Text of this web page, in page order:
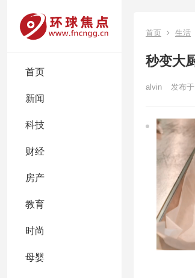
首页
新闻
科技
财经
房产
教育
时尚
母婴
首页 生活
秒变大
alvin 发布